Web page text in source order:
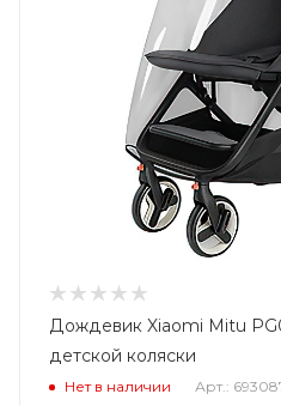
Дождевик Xiaomi Mitu
детской коляски
Нет в наличии Арт.: